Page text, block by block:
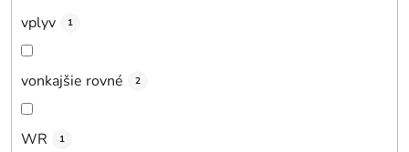
vplyv 1
vonkajšie rovné 2
WR 1